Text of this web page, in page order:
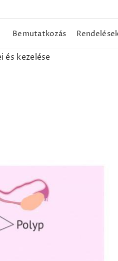
Bemutatkozás
és kezelése